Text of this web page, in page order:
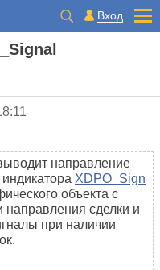
Вход
направление
XDPO_Sign
объекта с
направления сделки и
при наличии